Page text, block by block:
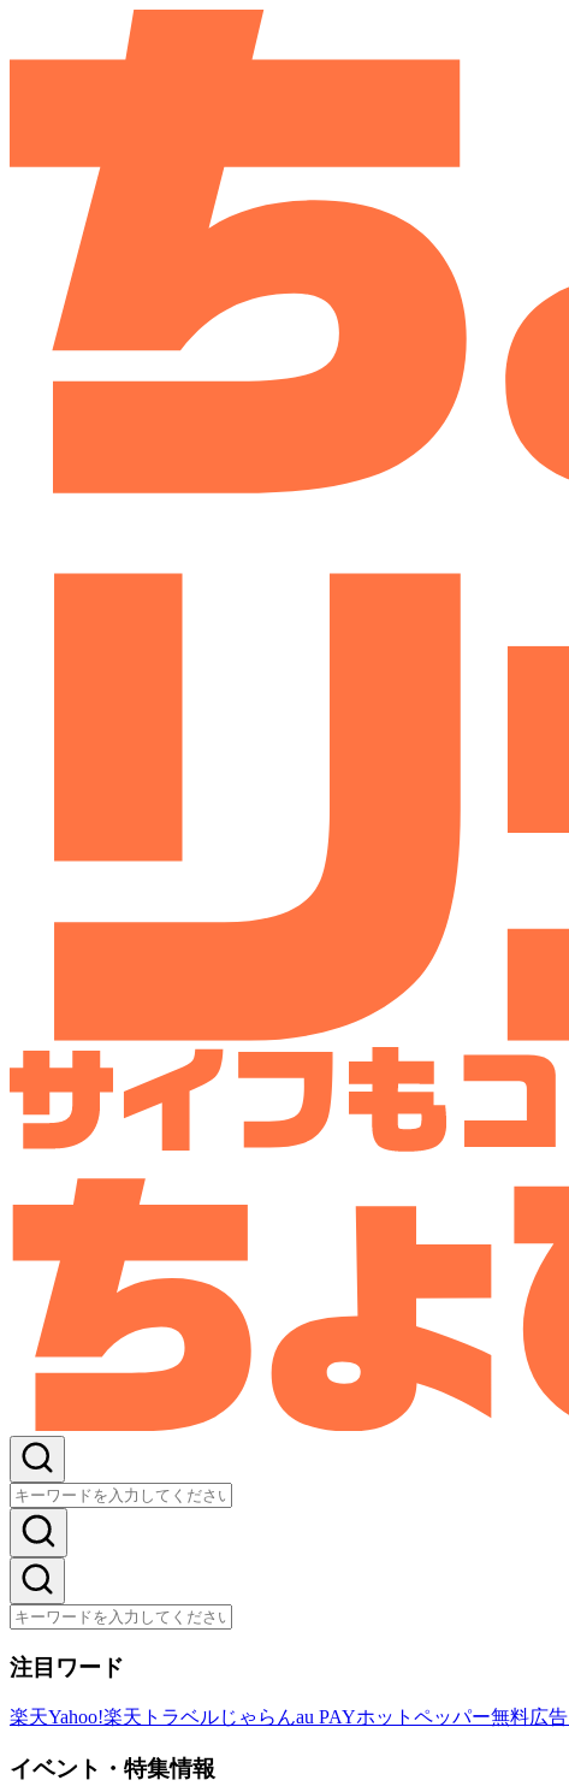
注目ワード
楽天Yahoo!楽天トラベルじゃらんau PAYホットペッパー無料広告
イベント・特集情報